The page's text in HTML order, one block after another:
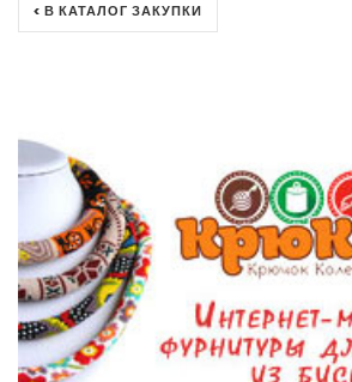
< В КАТАЛОГ ЗАКУПКИ